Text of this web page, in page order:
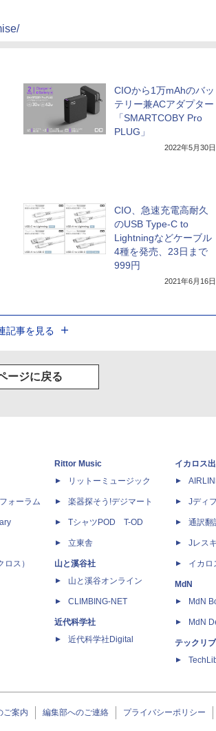
CIOから1万mAhのバッ
テリー兼ACアダプター
「SMARTCOBY Pro
PLUG」
2022年5月30日
CIO、急速充電高耐久
のUSB Type-C to
Lightningなどケーブル
4種を発売、23日まで
999円
2021年6月16日
記事を見る
ージに戻る
ォーラム
ス）
Rittor Music
リットーミュージック
楽器探そう!デジマート
TシャツPOD T-OD
立東舎
山と溪谷社
山と溪谷オンライン
CLIMBING-NET
近代科学社
近代科学社Digital
イカロス
Jディ
通訳翻
Jレス
イカロ
MdN
MdN
MdN
テックリブ
ご案内 編集部へのご連絡 プライバシーポリシー